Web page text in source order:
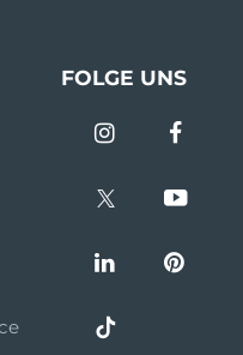
FOLGE UNS